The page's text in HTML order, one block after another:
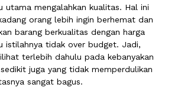
utama mengalahkan kualitas. Hal ini
orang lebih ingin berhemat dan
barang berkualitas dengan harga
istilahnya tidak over budget. Jadi,
terlebih dahulu pada kebanyakan
juga yang tidak memperdulikan
sangat bagus.